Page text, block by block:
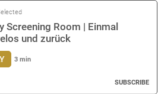
Screening Room | Einmal
und zurück
3 min
SUBSCRIBE